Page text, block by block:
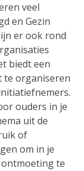
veel
en Gezin
er ook rond
biedt een
te organiseren
ouders in je
uit de
of
om in je
te